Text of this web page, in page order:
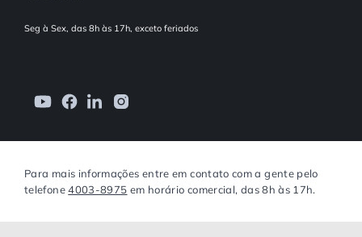
Seg à Sex, das 8h às 17h, exceto feriados
Para mais informações entre em contato com a gente pelo
telefone4003-8975 em horário comercial, das 8h às 17h.